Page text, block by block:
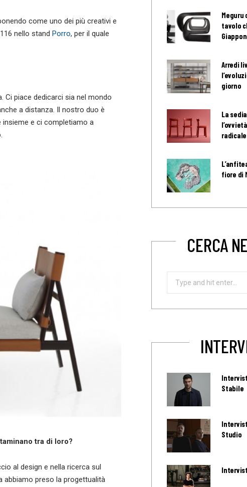
come uno dei più creativi e
nello stand Porro, per il quale
Ci piace dedicarci sia nel mondo
a distanza. Il nostro duo è
insieme e ci completiamo a
tra di loro?
al design e nella ricerca sul
abbiamo preso la progettualità
Meguru
tavolo
Arredi
giorno
La
radicale
fiore di
CERCA
Search
Stabile
Studio